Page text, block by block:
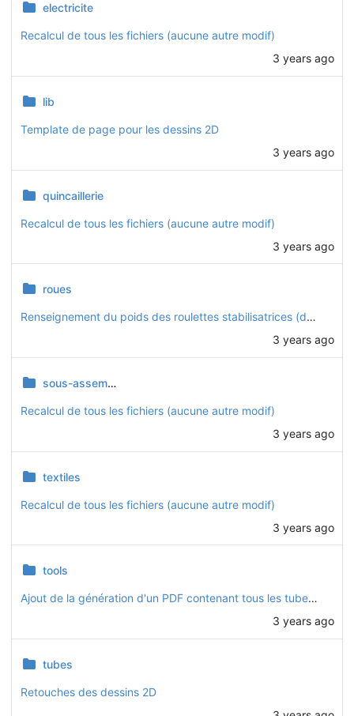
electricite
Recalcul de tous les fichiers (aucune autre modif)
3 years ago
lib
Template de page pour les dessins 2D
3 years ago
quincaillerie
Recalcul de tous les fichiers (aucune autre modif)
3 years ago
roues
Renseignement du poids des roulettes stabilisatrices (donnée fabricant)
3 years ago
sous-assemblages
Recalcul de tous les fichiers (aucune autre modif)
3 years ago
textiles
Recalcul de tous les fichiers (aucune autre modif)
3 years ago
tools
Ajout de la génération d'un PDF contenant tous les tubes (une page par tube)
3 years ago
tubes
Retouches des dessins 2D